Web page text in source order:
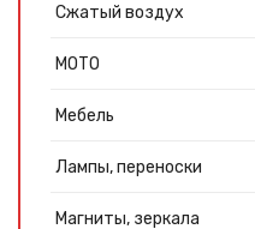
Сжатый воздух
МОТО
Мебель
Лампы, переноски
Магниты, зеркала